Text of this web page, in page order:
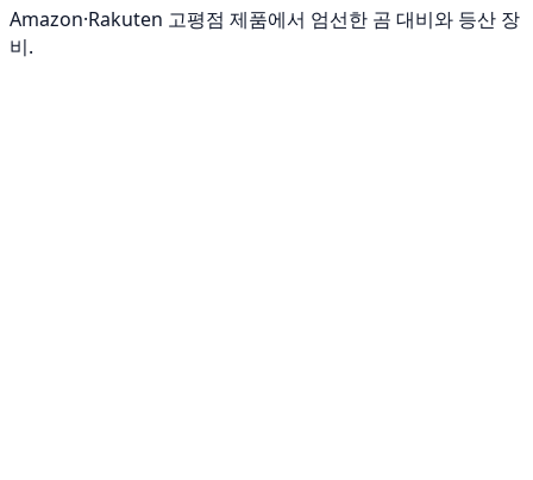
Amazon·Rakuten 고평점 제품에서 엄선한 곰 대비와 등산 장
비.